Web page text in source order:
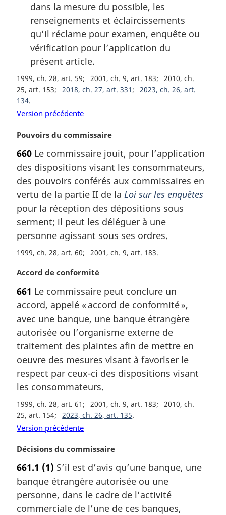
dans la mesure du possible, les
renseignements et éclaircissements
qu’il réclame pour examen, enquête ou
vérification pour l’application du
présent article.
1999, ch. 28, art. 59 2001, ch. 9, art. 183
2010, ch.
25, art. 153
2018, ch. 27, art. 331
2023, ch. 26, art.
134
Version précédente
N
t
e
m
a
g
i
n
l
e
Pouvoirs du commissaire
660 Le commissaire jouit, pour l’application
des dispositions visant les consommateurs,
des pouvoirs conférés aux commissaires en
vertu de la partie II de la Loi sur les enquêtes
pour la réception des dépositions sous
serment; il peut les déléguer à une
personne agissant sous ses ordres.
1999, ch. 28, art. 60 2001, ch. 9, art. 183
N
t
e
m
a
g
i
n
a
e
:
Accord de conformité
661 Le commissaire peut conclure un
accord, appelé « accord de conformité »,
avec une banque, une banque étrangère
autorisée ou l’organisme externe de
traitement des plaintes afin de mettre en
oeuvre des mesures visant à favoriser le
respect par ceux-ci des dispositions visant
les consommateurs.
1999, ch. 28, art. 61 2001, ch. 9, art. 183
2010, ch.
25, art. 154
2023, ch. 26, art. 135
Version précédente
N
t
e
m
a
Décisions du commissaire
661.1 (1) S’il est d’avis qu’une banque, une
banque étrangère autorisée ou une
personne, dans le cadre de l’activité
commerciale de l’une de ces banques,